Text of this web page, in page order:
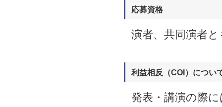
応募資格
演者、共同演者
利益相反（COI）につい
発表・講演の際